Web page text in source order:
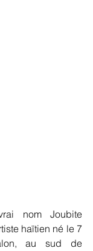
nom Joubite
haïtien né le 7
au sud de